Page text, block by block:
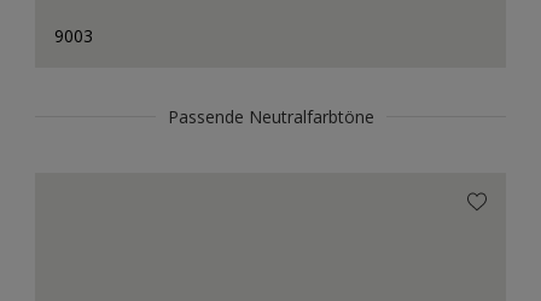
9003
Passende Neutralfarbtöne